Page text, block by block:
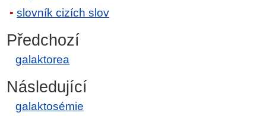
slovník cizích slov
Předchozí
galaktorea
Následující
galaktosémie